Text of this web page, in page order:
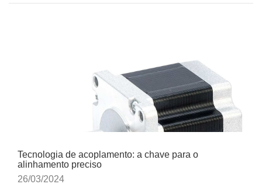
Tecnologia de acoplamento: a chave para o
alinhamento preciso
26/03/2024